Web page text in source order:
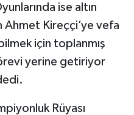
ise altın
Ahmet Kireççi’ye vefa
için toplanmış
yerine getiriyor
Rüyası